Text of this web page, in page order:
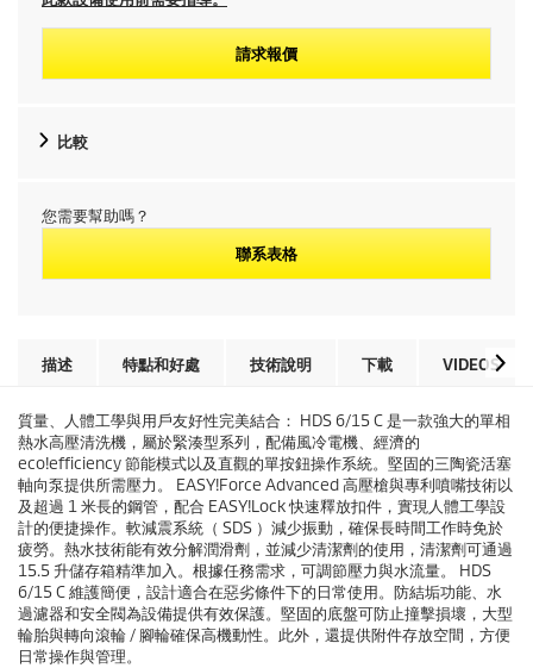
請求報價
比較
您需要幫助嗎？
聯系表格
描述 特點和好處 技術說明 下載 VIDEOS
質量、人體工學與用戶友好性完美結合： HDS 6/15 C 是一款強大的單相
熱水高壓清洗機，屬於緊湊型系列，配備風冷電機、經濟的
eco!efficiency節能模式以及直觀的單按鈕操作系統。堅固的三陶瓷活塞
軸向泵提供所需壓力。 EASY!Force Advanced 高壓槍與專利噴嘴技術以
及超過 1 米長的鋼管，配合 EASY!Lock快速釋放扣件，實現人體工學設
計的便捷操作。軟減震系統（ SDS ）減少振動，確保長時間工作時免於
疲勞。熱水技術能有效分解潤滑劑，並減少清潔劑的使用，清潔劑可通過
15.5 升儲存箱精準加入。根據任務需求，可調節壓力與水流量。 HDS
6/15 C 維護簡便，設計適合在惡劣條件下的日常使用。防結垢功能、水
過濾器和安全閥為設備提供有效保護。堅固的底盤可防止撞擊損壞，大型
輪胎與轉向滾輪 / 腳輪確保高機動性。此外，還提供附件存放空間，方便
日常操作與管理。